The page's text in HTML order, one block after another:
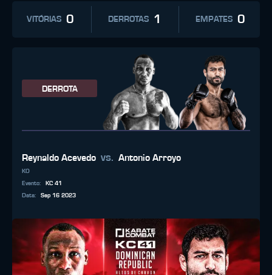
VITÓRIAS 0 DERROTAS 1 EMPATES 0
DERROTA
Reynaldo Acevedo vs. Antonio Arroyo
KO
Evento:
KC 41
Data: Sep 16 2023